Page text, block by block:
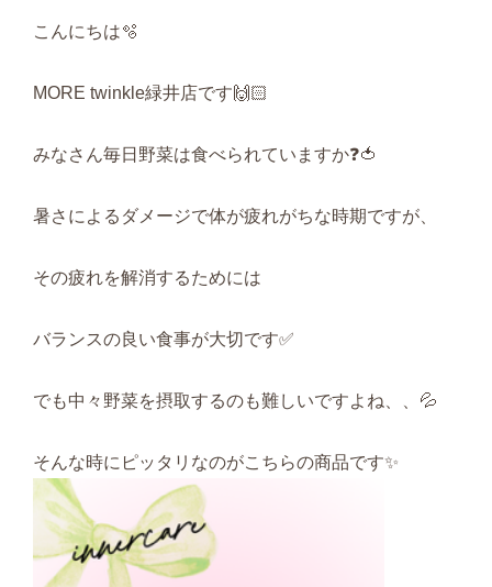
こんにちは🫧
MORE twinkle緑井店です🙌🏻
みなさん毎日野菜は食べられていますか❓🍅
暑さによるダメージで体が疲れがちな時期ですが、
その疲れを解消するためには
バランスの良い食事が大切です✅
でも中々野菜を摂取するのも難しいですよね、、💦
そんな時にピッタリなのがこちらの商品です✨